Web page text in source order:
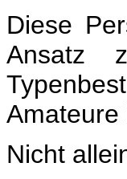
Diese
Ansatz
Amateure
Nicht